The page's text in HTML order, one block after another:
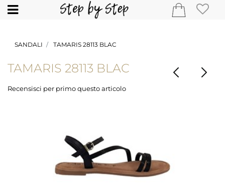
Open
SANDALI TAMARIS 28113 BLAC
TAMARIS 28113 BLAC
Recensisci per primo questo articolo